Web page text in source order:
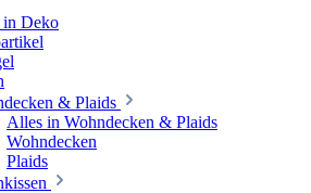
in Deko
& Plaids
Alles in Wohndecken & Plaids
Wohndecken
Plaids